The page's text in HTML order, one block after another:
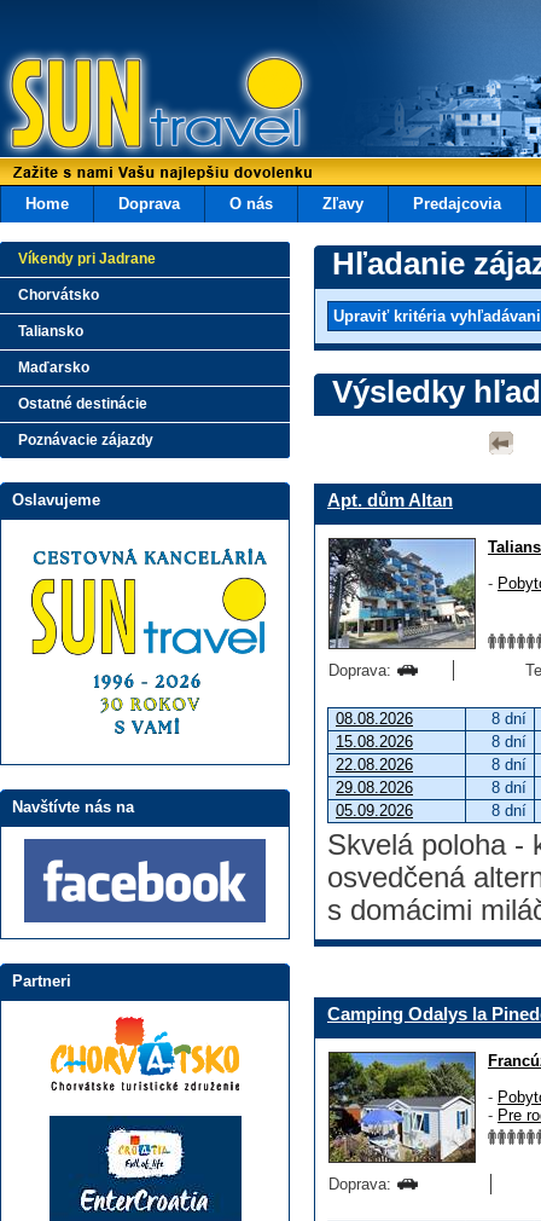
Home Doprava O nás Zľavy Predajcovia
Hľadanie
Výsledky
Apt. dům Altan
-
Doprava:
08.08.2026
8 dní
15.08.2026
8 dní
22.08.2026
8 dní
29.08.2026
8 dní
05.09.2026
8 dní
Skvelá poloha -
osvedčená
s domácimi
Camping Odalys la
-
- Pre
Doprava:
Víkendy pri Jadrane
Chorvátsko
Taliansko
Maďarsko
Ostatné destinácie
Poznávacie zájazdy
Oslavujeme
Navštívte nás na
Partneri